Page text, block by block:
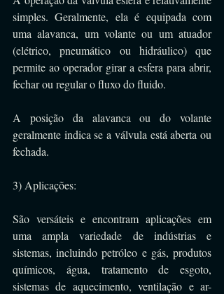
simples. Geralmente, ela é equipada com
uma alavanca, um volante ou um atuador
(elétrico, pneumático ou hidráulico) que
permite ao operador girar a esfera para abrir,
fechar ou regular o fluxo do fluido.
A posição da alavanca ou do volante
geralmente indica se a válvula está aberta ou
fechada.
3) Aplicações:
São versáteis e encontram aplicações em
uma ampla variedade de indústrias e
sistemas, incluindo petróleo e gás, produtos
químicos, água, tratamento de esgoto,
sistemas de aquecimento, ventilação e ar-